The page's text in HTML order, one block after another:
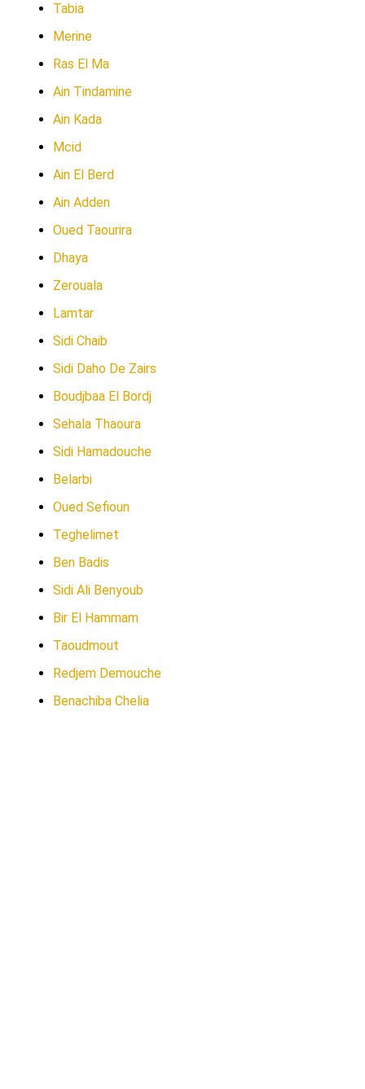
Tabia
Merine
Ras El Ma
Ain Tindamine
Ain Kada
Mcid
Ain El Berd
Ain Adden
Oued Taourira
Dhaya
Zerouala
Lamtar
Sidi Chaib
Sidi Daho De Zairs
Boudjbaa El Bordj
Sehala Thaoura
Sidi Hamadouche
Belarbi
Oued Sefioun
Teghelimet
Ben Badis
Sidi Ali Benyoub
Bir El Hammam
Taoudmout
Redjem Demouche
Benachiba Chelia